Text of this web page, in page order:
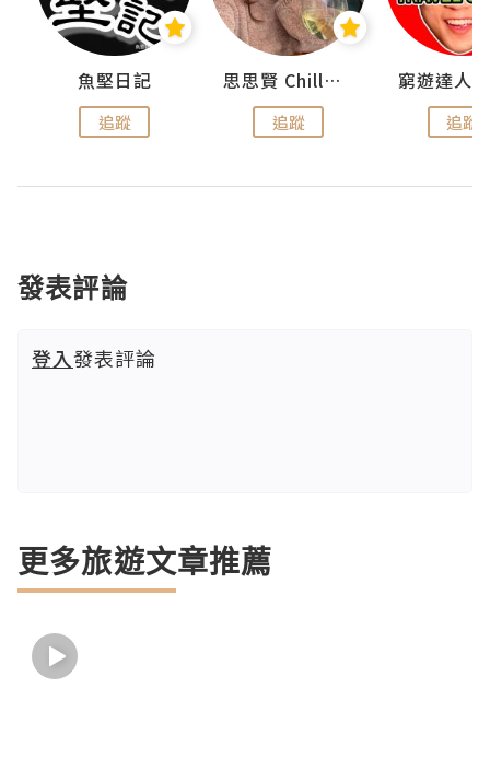
魚堅日記
追蹤
思思賢 ChillMyBabe
追蹤 追蹤
發表評論
登入發表評論
更多旅遊文章推薦